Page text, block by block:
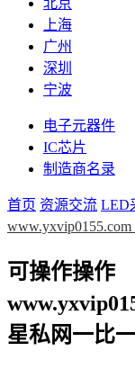
上海
广州
深圳
宁波
电子元器件
IC芯片
制造商名录
首页 资源交流 LED
可操作操作
星私网一比